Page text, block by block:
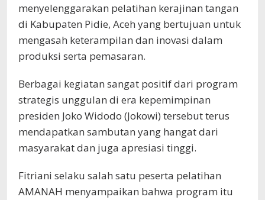
menyelenggarakan pelatihan kerajinan tangan
di Kabupaten Pidie, Aceh yang bertujuan untuk
mengasah keterampilan dan inovasi dalam
produksi serta pemasaran.
Berbagai kegiatan sangat positif dari program
strategis unggulan di era kepemimpinan
presiden Joko Widodo (Jokowi) tersebut terus
mendapatkan sambutan yang hangat dari
masyarakat dan juga apresiasi tinggi.
Fitriani selaku salah satu peserta pelatihan
AMANAH menyampaikan bahwa program itu